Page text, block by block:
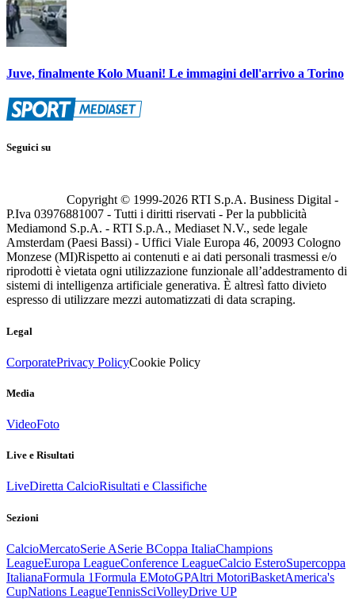
Juve, finalmente Kolo Muani! Le immagini dell'arrivo a Torino
Seguici su
Copyright © 1999-2026 RTI S.p.A. Business Digital -
P.Iva 03976881007 - Tutti i diritti riservati - Per la pubblicità
Mediamond S.p.A. - RTI S.p.A., Mediaset N.V., sede legale
Amsterdam (Paesi Bassi) - Uffici Viale Europa 46, 20093 Cologno
Monzese (MI)Rispetto ai contenuti e ai dati personali trasmessi e/o
riprodotti è vietata ogni utilizzazione funzionale all’addestramento di
sistemi di intelligenza artificiale generativa. È altresì fatto divieto
espresso di utilizzare mezzi automatizzati di data scraping.
Legal
CorporatePrivacy PolicyCookie Policy
Media
VideoFoto
Live e Risultati
LiveDiretta CalcioRisultati e Classifiche
Sezioni
CalcioMercatoSerie ASerie BCoppa ItaliaChampions
LeagueEuropa LeagueConference LeagueCalcio EsteroSupercoppa
ItalianaFormula 1Formula EMotoGPAltri MotoriBasketAmerica's
CupNations LeagueTennisSciVolleyDrive UP